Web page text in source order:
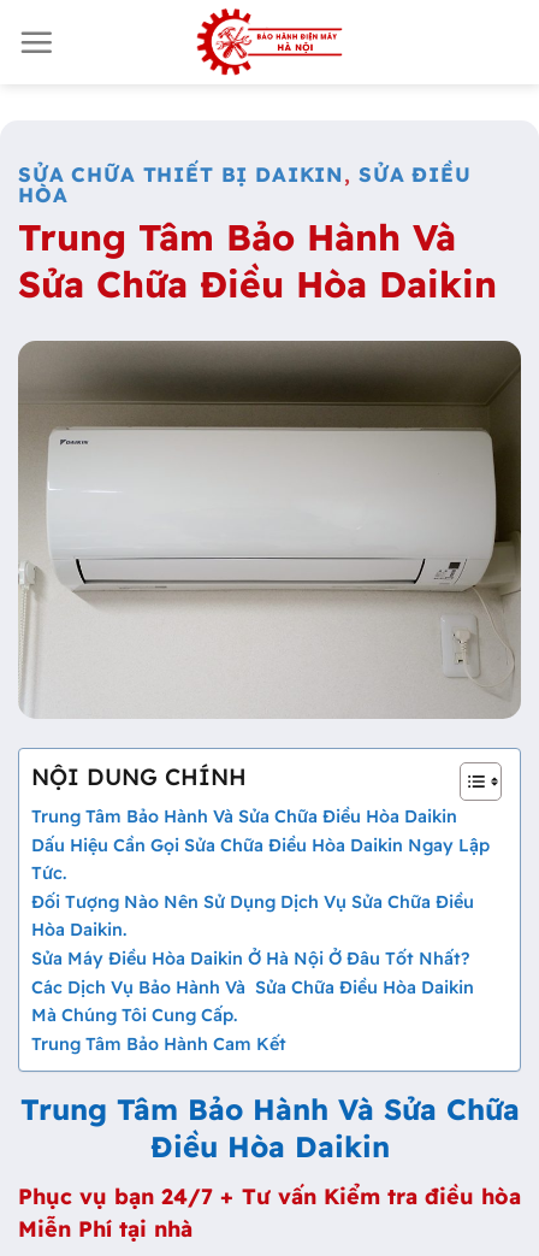
SỬA CHỮA THIẾT BỊ DAIKIN, SỬA ĐIỀU
HÒA
Trung Tâm Bảo Hành Và
Sửa Chữa Điều Hòa Daikin
NỘI DUNG CHÍNH
Trung Tâm Bảo Hành Và Sửa Chữa Điều Hòa Daikin
Dấu Hiệu Cần Gọi Sửa Chữa Điều Hòa Daikin Ngay Lập
Tức.
Đối Tượng Nào Nên Sử Dụng Dịch Vụ Sửa Chữa Điều
Hòa Daikin.
Sửa Máy Điều Hòa Daikin Ở Hà Nội Ở Đâu Tốt Nhất?
Các Dịch Vụ Bảo Hành Và Sửa Chữa Điều Hòa Daikin
Mà Chúng Tôi Cung Cấp.
Trung Tâm Bảo Hành Cam Kết
Trung Tâm Bảo Hành Và Sửa Chữa
Điều Hòa Daikin
Phục vụ bạn 24/7 + Tư vấn Kiểm tra điều hòa
Miễn Phí tại nhà